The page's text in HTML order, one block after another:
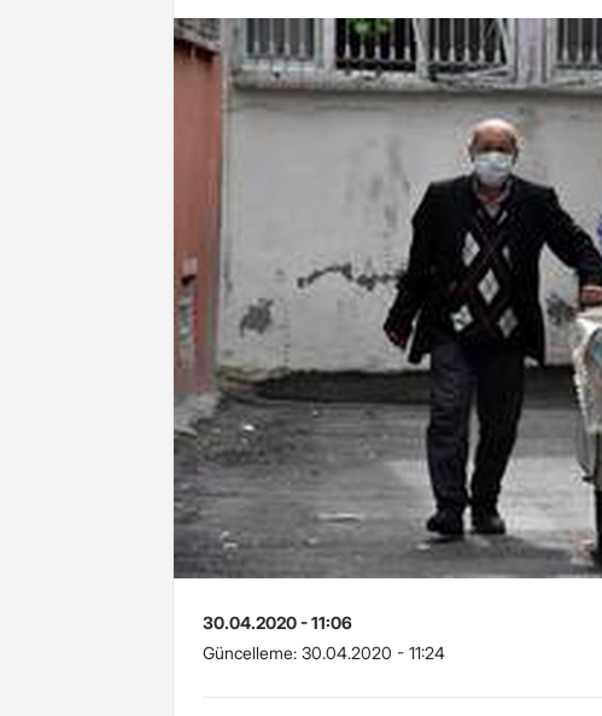
30.04.2020 - 11:06
Güncelleme: 30.04.2020 - 11:24